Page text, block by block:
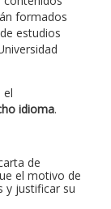
formados
estudios
el
idioma.
de
el motivo de
y justificar su